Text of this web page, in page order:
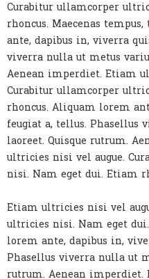
Curabitur ullamcorper
rhoncus. Maecenas
ante, dapibus in, viverra
viverra nulla ut metus
Aenean imperdiet. Etiam
Curabitur ullamcorper
rhoncus. Aliquam lorem
feugiat a, tellus. Phasellus
laoreet. Quisque rutrum.
ultricies nisi vel augue.
nisi. Nam eget dui. Etiam
Etiam ultricies nisi vel
ultricies nisi. Nam eget
lorem ante, dapibus in,
Phasellus viverra nulla ut
rutrum. Aenean